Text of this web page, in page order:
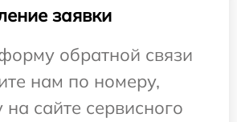
заявки
обратной связи
нам по номеру,
сайте сервисного